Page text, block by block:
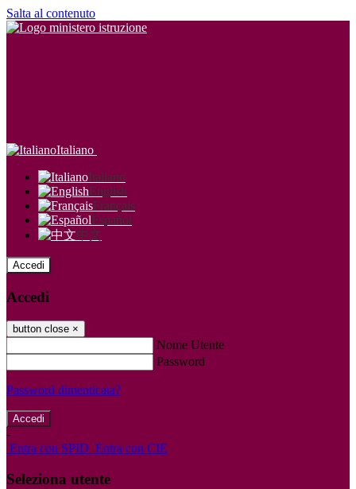
Salta al contenuto
Italiano
Italiano
English
Français
Español
中文
Accedi
Accedi
button close ×
Nome Utente
Password
Password dimenticata?
-
Entra con SPID Entra con CIE
Seleziona utente